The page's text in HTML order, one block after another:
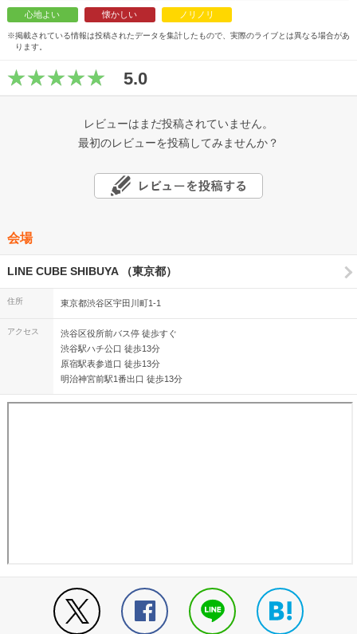
心地よい 懐かしい ノリノリ
※掲載されている情報は投稿されたデータを集計したもので、実際のライブとは異なる場合があ
ります。
5.0
レビューはまだ投稿されていません。
最初のレビューを投稿してみませんか？
会場
LINE CUBE SHIBUYA （東京都）
住所 東京都渋谷区宇田川町1-1
アクセス
渋谷区役所前バス停 徒歩すぐ
渋谷駅ハチ公口 徒歩13分
原宿駅表参道口 徒歩13分
明治神宮前駅1番出口 徒歩13分